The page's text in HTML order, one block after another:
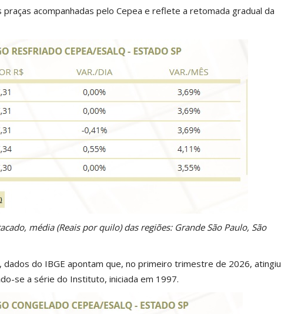
acompanhadas pelo Cepea e reflete a retomada gradual da
média (Reais por quilo) das regiões: Grande São Paulo, São
do IBGE apontam que, no primeiro trimestre de 2026, atingiu
se a série do Instituto, iniciada em 1997.